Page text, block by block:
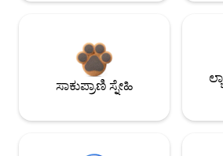
ಸಾಕುಪ್ರಾಣಿ ಸ್ನೇಹಿ